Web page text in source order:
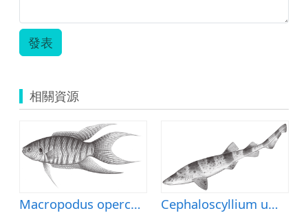
發表
相關資源
Macropodus opercularis (蓋斑鬥魚) Cephaloscyllium umbratile (汙斑頭鯊)